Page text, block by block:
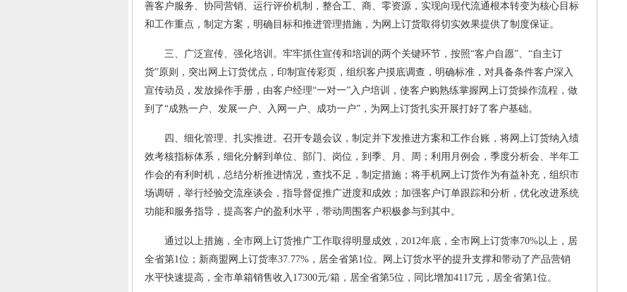
善客户服务、协同营销、运行评价机制，整合工、商、零资源，实现向现代流通根本转变为核心目标
和工作重点，制定方案，明确目标和推进管理措施，为网上订货取得切实效果提供了制度保证。
三、广泛宣传、强化培训。牢牢抓住宣传和培训的两个关键环节，按照“客户自愿”、“自主订
货”原则，突出网上订货优点，印制宣传彩页，组织客户摸底调查，明确标准，对具备条件客户深入
宣传动员，发放操作手册，由客户经理“一对一”入户培训，使客户购熟练掌握网上订货操作流程，做
到了“成熟一户、发展一户、入网一户、成功一户”，为网上订货扎实开展打好了客户基础。
四、细化管理、扎实推进。召开专题会议，制定并下发推进方案和工作台账，将网上订货纳入绩
效考核指标体系，细化分解到单位、部门、岗位，到季、月、周；利用月例会，季度分析会、半年工
作会的有利时机，总结分析推进情况，查找不足，制定措施；将手机网上订货作为有益补充，组织市
场调研，举行经验交流座谈会，指导督促推广进度和成效；加强客户订单跟踪和分析，优化改进系统
功能和服务指导，提高客户的盈利水平，带动周围客户积极参与到其中。
通过以上措施，全市网上订货推广工作取得明显成效，2012年底，全市网上订货率70%以上，居
全省第1位；新商盟网上订货率37.77%，居全省第1位。网上订货水平的提升支撑和带动了产品营销
水平快速提高，全市单箱销售收入17300元/箱，居全省第5位，同比增加4117元，居全省第1位。